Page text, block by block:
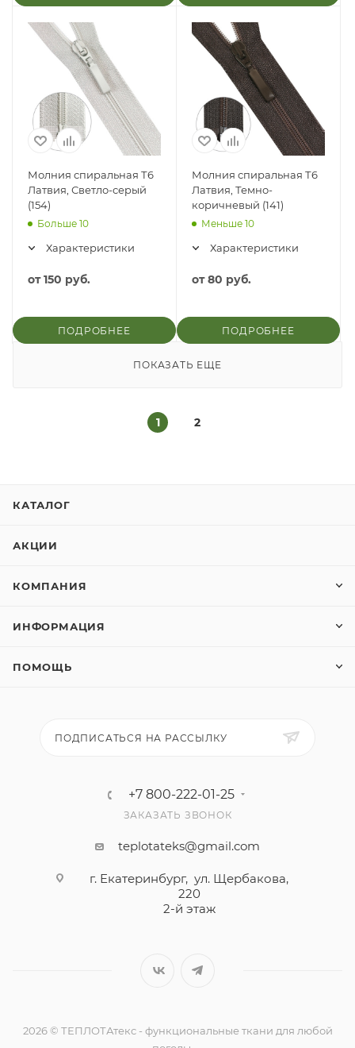
Молния спиральная Т6
Латвия, Светло-серый
(154)
Больше 10
Характеристики
от150 руб.
ПОДРОБНЕЕ
Молния спиральная Т6
Латвия, Темно-
коричневый (141)
Меньше 10
Характеристики
от80 руб.
ПОДРОБНЕЕ
ПОКАЗАТЬ ЕЩЕ
1 2
КАТАЛОГ
АКЦИИ
КОМПАНИЯ
ИНФОРМАЦИЯ
ПОМОЩЬ
ПОДПИСАТЬСЯ НА РАССЫЛКУ
+7 800-222-01-25
ЗАКАЗАТЬ ЗВОНОК
teplotateks@gmail.com
г. Екатеринбург, ул. Щербакова,
220
2-й этаж
2026 © ТЕПЛОТАтекс - функциональные ткани для любой